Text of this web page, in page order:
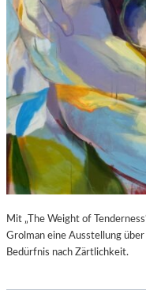
Mit „The Weight of
Grolman eine Ausstellung
Bedürfnis nach Zärtlichkeit.